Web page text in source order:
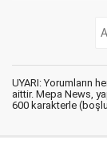
UYARI: Yorumların
aittir. Mepa News,
600 karakterle